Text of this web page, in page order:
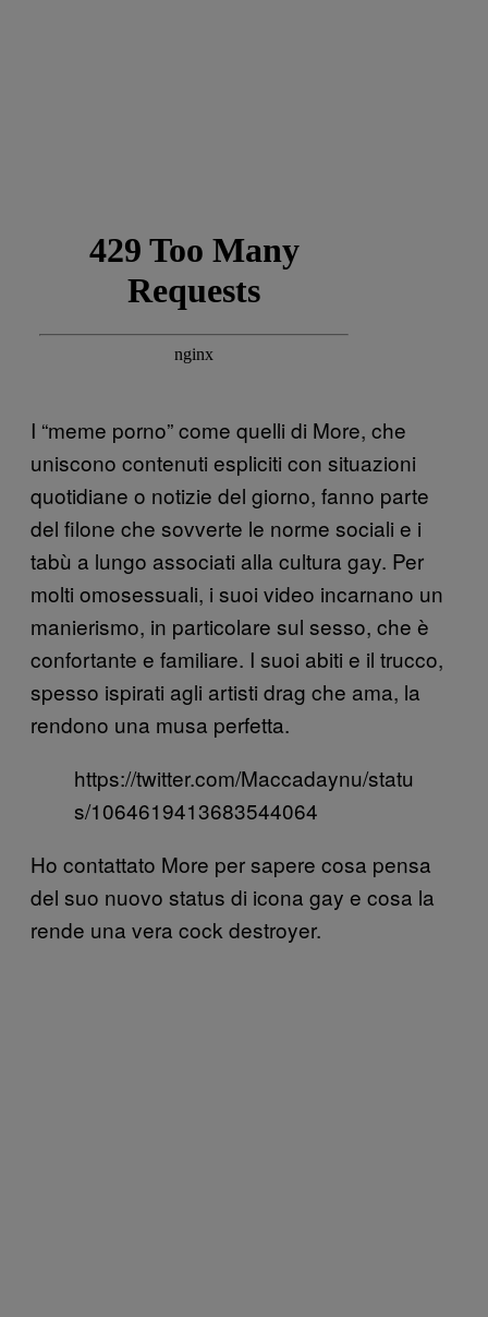
I “meme porno” come quelli di More, che
uniscono contenuti espliciti con situazioni
quotidiane o notizie del giorno, fanno parte
del filone che sovverte le norme sociali e i
tabù a lungo associati alla cultura gay. Per
molti omosessuali, i suoi video incarnano un
manierismo, in particolare sul sesso, che è
confortante e familiare. I suoi abiti e il trucco,
spesso ispirati agli artisti drag che ama, la
rendono una musa perfetta.
https://twitter.com/Maccadaynu/statu
s/1064619413683544064
Ho contattato More per sapere cosa pensa
del suo nuovo status di icona gay e cosa la
rende una vera cock destroyer.